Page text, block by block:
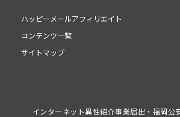
ハッピーメールアフィリエイト
コンテンツ一覧
サイトマップ
インターネット異性紹介事業届出・福岡公